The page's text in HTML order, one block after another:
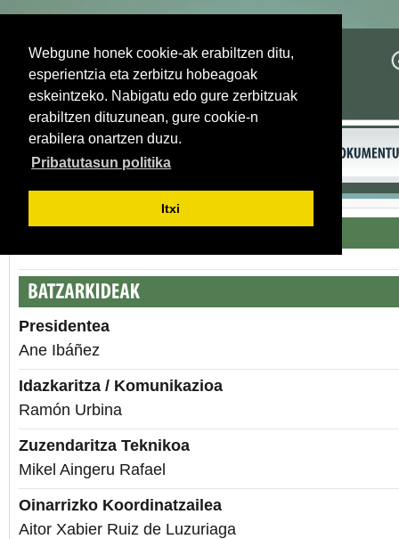
Webgune honek cookie-ak erabiltzen ditu,
esperientzia eta zerbitzu hobeagoak
eskeintzeko. Nabigatu edo gure zerbitzuak
erabiltzen dituzunean, gure cookie-n
erabilera onartzen duzu.
Pribatutasun politika
Itxi
Presidentea
Ane Ibáñez
Idazkaritza / Komunikazioa
Ramón Urbina
Zuzendaritza Teknikoa
Mikel Aingeru Rafael
Oinarrizko Koordinatzailea
Aitor Xabier Ruiz de Luzuriaga